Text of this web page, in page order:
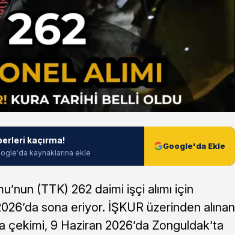
kaçırma!
kaynaklarına ekle
Google'da Ekle
(TTK) 262 daimi işçi alımı için
sona eriyor. İŞKUR üzerinden alınan
çekimi, 9 Haziran 2026’da Zonguldak’ta